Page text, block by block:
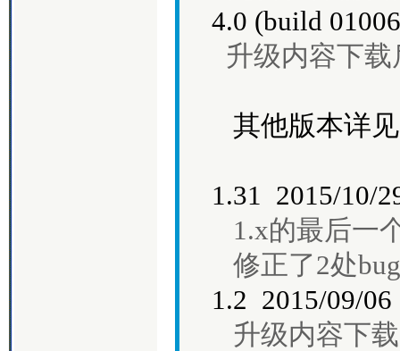
4.0 (build
升级内容下
其他版本详
1.31 2015/10/
1.x的最后一
修正了2处
1.2 2015/09/
升级内容下